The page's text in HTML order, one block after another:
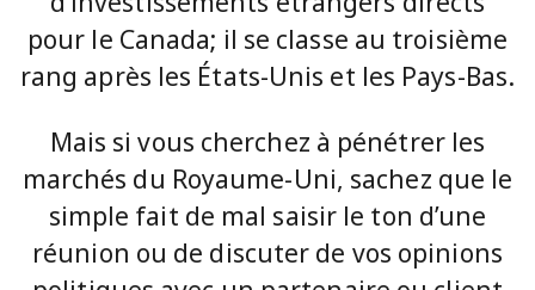
pour le Canada; il se classe au troisième
rang après les États-Unis et les Pays-Bas.
Mais si vous cherchez à pénétrer les
marchés du Royaume-Uni, sachez que le
simple fait de mal saisir le ton d’une
réunion ou de discuter de vos opinions